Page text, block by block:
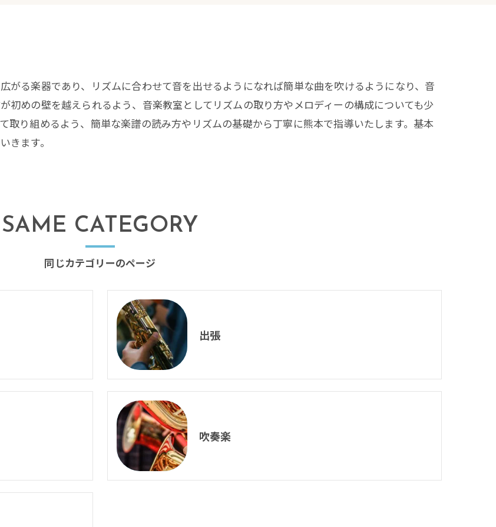
がる楽器であり、リズムに合わせて音を出せるようになれば簡単な曲を吹けるようになり、音
初めの壁を越えられるよう、音楽教室としてリズムの取り方やメロディーの構成についても少
取り組めるよう、簡単な楽譜の読み方やリズムの基礎から丁寧に熊本で指導いたします。基本
きます。
同じカテゴリーのページ
SAME CATEGORY
出張
吹奏楽